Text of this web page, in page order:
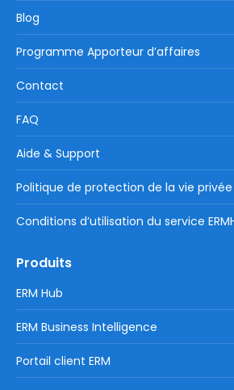
Blog
Programme Apporteur d’affaires
Contact
FAQ
Aide & Support
Politique de protection de la vie privée
Conditions d’utilisation du service
Produits
ERM Hub
ERM Business Intelligence
Portail client ERM